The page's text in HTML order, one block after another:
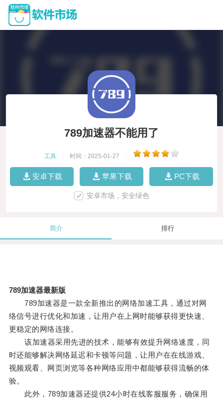
789加速器不能用了
工具 时间：2025-01-27
安卓下载 苹果下载 PC下载
安卓市场，安全绿色
简介 排行
789加速器最新版
789加速器是一款全新推出的网络加速工具，通过对网
络信号进行优化和加速，让用户在上网时能够获得更快速、
更稳定的网络连接。
该加速器采用先进的技术，能够有效提升网络速度，同
时还能够解决网络延迟和卡顿等问题，让用户在在线游戏、
视频观看、网页浏览等各种网络应用中都能够获得流畅的体
验。
此外，789加速器还提供24小时在线客服服务，确保用